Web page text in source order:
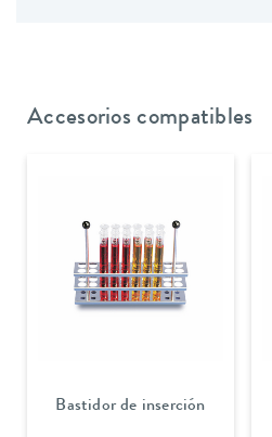
Accesorios compatibles
Bastidor de inserción